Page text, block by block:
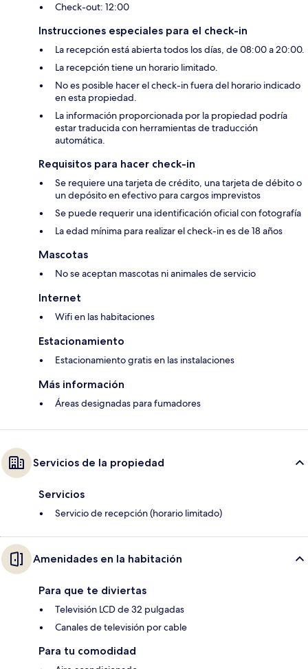
Check-out: 12:00
Instrucciones especiales para el check-in
La recepción está abierta todos los días, de 08:00 a 20:00.
La recepción tiene un horario limitado.
No es posible hacer el check-in fuera del horario indicado
en esta propiedad.
La información proporcionada por la propiedad podría
estar traducida con herramientas de traducción
automática.
Requisitos para hacer check-in
Se requiere una tarjeta de crédito, una tarjeta de débito o
un depósito en efectivo para cargos imprevistos
Se puede requerir una identificación oficial con fotografía
La edad mínima para realizar el check-in es de 18 años
Mascotas
No se aceptan mascotas ni animales de servicio
Internet
Wifi en las habitaciones
Estacionamiento
Estacionamiento gratis en las instalaciones
Más información
Áreas designadas para fumadores
Servicios de la propiedad
Servicios
Servicio de recepción (horario limitado)
Amenidades en la habitación
Para que te diviertas
Televisión LCD de 32 pulgadas
Canales de televisión por cable
Para tu comodidad